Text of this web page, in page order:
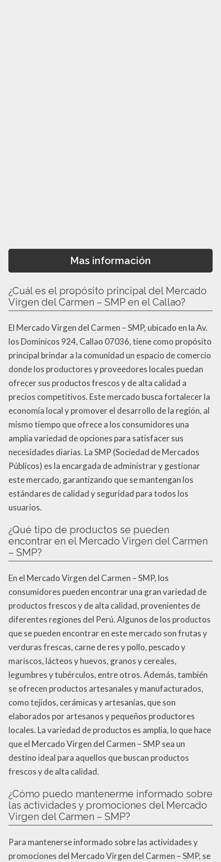
Mas información
¿Cuál es el propósito principal del Mercado
Virgen del Carmen – SMP en el Callao?
El Mercado Virgen del Carmen – SMP, ubicado en la Av.
los Dominicos 924, Callao 07036, tiene como propósito
principal brindar a la comunidad un espacio de comercio
donde los productores y proveedores locales puedan
ofrecer sus productos frescos y de alta calidad a
precios competitivos. Este mercado busca fortalecer la
economía local y promover el desarrollo de la región, al
mismo tiempo que ofrece a los consumidores una
amplia variedad de opciones para satisfacer sus
necesidades diarias. La SMP (Sociedad de Mercados
Públicos) es la encargada de administrar y gestionar
este mercado, garantizando que se mantengan los
estándares de calidad y seguridad para todos los
usuarios.
¿Qué tipo de productos se pueden
encontrar en el Mercado Virgen del Carmen
– SMP?
En el Mercado Virgen del Carmen – SMP, los
consumidores pueden encontrar una gran variedad de
productos frescos y de alta calidad, provenientes de
diferentes regiones del Perú. Algunos de los productos
que se pueden encontrar en este mercado son frutas y
verduras frescas, carne de res y pollo, pescado y
mariscos, lácteos y huevos, granos y cereales,
legumbres y tubérculos, entre otros. Además, también
se ofrecen productos artesanales y manufacturados,
como tejidos, cerámicas y artesanías, que son
elaborados por artesanos y pequeños productores
locales. La variedad de productos es amplia, lo que hace
que el Mercado Virgen del Carmen – SMP sea un
destino ideal para aquellos que buscan productos
frescos y de alta calidad.
¿Cómo puedo mantenerme informado sobre
las actividades y promociones del Mercado
Virgen del Carmen – SMP?
Para mantenerse informado sobre las actividades y
promociones del Mercado Virgen del Carmen – SMP, se